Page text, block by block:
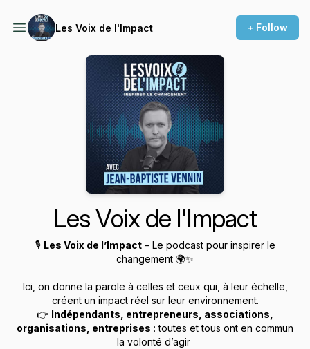
Les Voix de l'Impact + Follow
Les Voix de l'Impact
🎙️ Les Voix de l’Impact– Le podcast pour inspirer le
changement 🌍✨
Ici, on donne la parole à celles et ceux qui, à leur échelle,
créent un impact réel sur leur environnement.
👉 Indépendants, entrepreneurs, associations,
organisations, entreprises : toutes et tous ont en commun
la volonté d’agir